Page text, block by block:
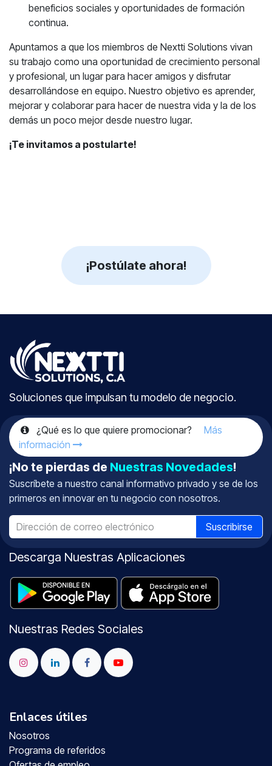
beneficios sociales y oportunidades de formación
continua.
Apuntamos a que los miembros de Nextti Solutions vivan
su trabajo como una oportunidad de crecimiento personal
y profesional, un lugar para hacer amigos y disfrutar
desarrollándose en equipo. Nuestro objetivo es aprender,
mejorar y colaborar para hacer de nuestra vida y la de los
demás un poco mejor desde nuestro lugar.
¡Te invitamos a postularte!
¡Postúlate ahora!
Soluciones que impulsan tu modelo de negocio.
¿Qué es lo que quiere promocionar? Más
información
¡No te pierdas de Nuestras Novedades!
Suscríbete a nuestro canal informativo privado y se de los
primeros en innovar en tu negocio con nosotros.
Suscribirse
Descarga Nuestras Aplicaciones
Nuestras Redes Sociales
Enlaces útiles
Nosotros
Programa de referidos